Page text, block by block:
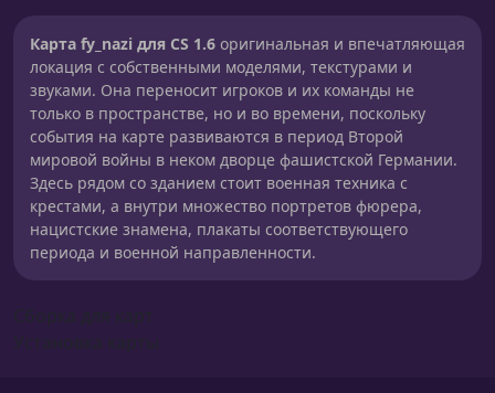
Карта fy_nazi для CS 1.6 оригинальная и впечатляющая
локация с собственными моделями, текстурами и
звуками. Она переносит игроков и их команды не
только в пространстве, но и во времени, поскольку
события на карте развиваются в период Второй
мировой войны в неком дворце фашистской Германии.
Здесь рядом со зданием стоит военная техника с
крестами, а внутри множество портретов фюрера,
нацистские знамена, плакаты соответствующего
периода и военной направленности.